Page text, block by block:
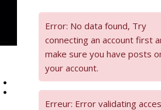
Error: No data found, Try
connecting an account first
make sure you have posts
your account.
Erreur: Error validating